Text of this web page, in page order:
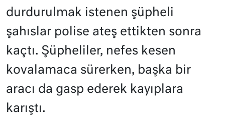
durdurulmak istenen şüpheli
şahıslar polise ateş ettikten sonra
kaçtı. Şüpheliler, nefes kesen
kovalamaca sürerken, başka bir
aracı da gasp ederek kayıplara
karıştı.